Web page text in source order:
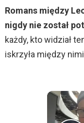
Romans między
nigdy nie został
każdy, kto widział
iskrzyła między